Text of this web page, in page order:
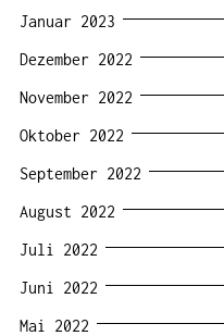
Januar 2023
Dezember 2022
November 2022
Oktober 2022
September 2022
August 2022
Juli 2022
Juni 2022
Mai 2022